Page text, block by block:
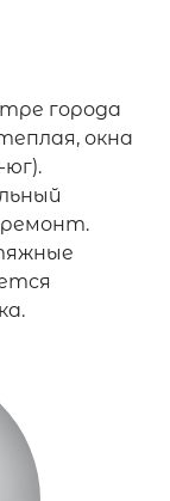
города
окна
ремонт.